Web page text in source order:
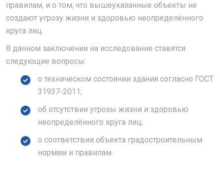
правилам, и о том, что вышеуказанные объекты не
создают угрозу жизни и здоровью неопределённого
круга лиц.
В данном заключении на исследование ставятся
следующие вопросы:
о техническом состоянии здания согласно ГОСТ
31937-2011;
об отсутствии угрозы жизни и здоровью
неопределённого круга лиц;
о соответствии объекта градостроительным
нормам и правилам.